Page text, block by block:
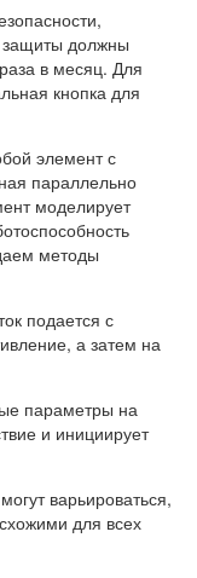
защиты должны
в месяц. Для
кнопка для
элемент с
параллельно
моделирует
методы
подается с
а затем на
параметры на
и инициирует
варьироваться,
для всех